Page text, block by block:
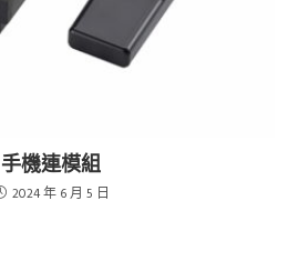
手機連模組
2024 年 6 月 5 日